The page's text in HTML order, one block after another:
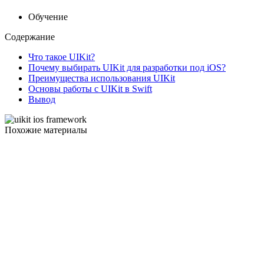
Обучение
Содержание
Что такое UIKit?
Почему выбирать UIKit для разработки под iOS?
Преимущества использования UIKit
Основы работы с UIKit в Swift
Вывод
Похожие материалы